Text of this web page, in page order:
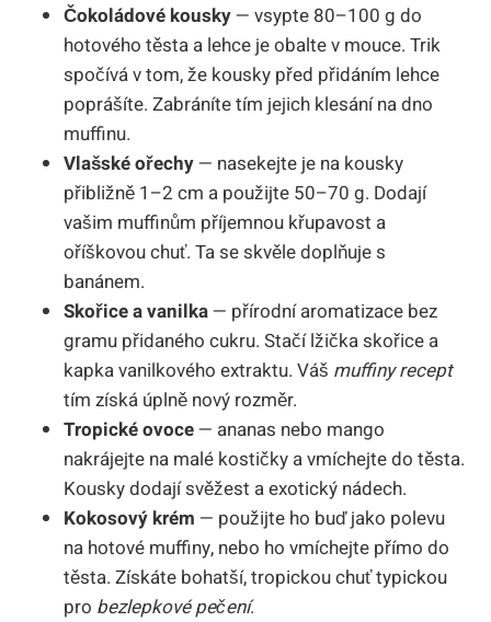
Čokoládové kousky— vsypte 80–100 g do
hotového těsta a lehce je obalte v mouce. Trik
spočívá v tom, že kousky před přidáním lehce
poprášíte. Zabráníte tím jejich klesání na dno
muffinu.
Vlašské ořechy— nasekejte je na kousky
přibližně 1–2 cm a použijte 50–70 g. Dodají
vašim muffinům příjemnou křupavost a
oříškovou chuť. Ta se skvěle doplňuje s
banánem.
Skořice a vanilka— přírodní aromatizace bez
gramu přidaného cukru. Stačí lžička skořice a
kapka vanilkového extraktu. Váš muffiny recept
tím získá úplně nový rozměr.
Tropické ovoce— ananas nebo mango
nakrájejte na malé kostičky a vmíchejte do těsta.
Kousky dodají svěžest a exotický nádech.
Kokosový krém — použijte ho buď jako polevu
na hotové muffiny, nebo ho vmíchejte přímo do
těsta. Získáte bohatší, tropickou chuť typickou
pro bezlepkové pečení.